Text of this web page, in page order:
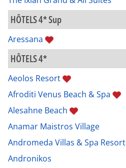
HÔTELS 4* Sup
Aressana
HÔTELS 4*
Aeolos Resort
Afroditi Venus Beach & Spa
Alesahne Beach
Anamar Maistros Village
Andromeda Villas & Spa Resort
Andronikos